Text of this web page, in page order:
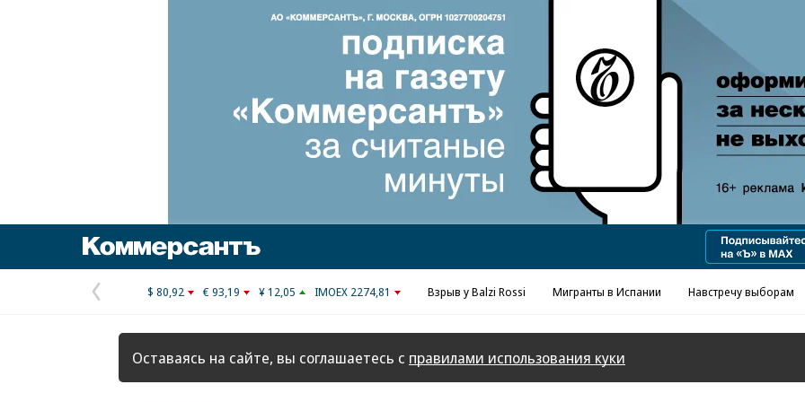
Реклама в «Ъ» www.kommersant.ru/ad
Предыдущая
страница
$ 80,92 € 93,19 ¥ 12,05 IMOEX 2274,81 Взрыв у Balzi Rossi Мигранты в Испании Навстречу выборам
Оставаясь на сайте, вы соглашаетесь с правилами использования куки